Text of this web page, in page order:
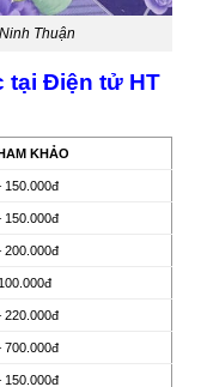
Thuận
tại Điện tử HT
KHẢO
150.000đ
150.000đ
200.000đ
220.000đ
700.000đ
150.000đ